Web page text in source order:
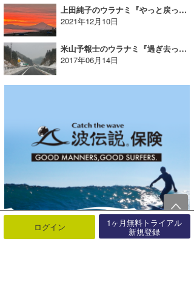
上田純子のウラナミ『やっと戻ってきました！』
2021年12月10日
米山予報士のウラナミ『過ぎ去った2017年1月、真冬の日本海トリップ②』
2017年06月14日
ログイン 1ヶ月無料トライアル
新規登録